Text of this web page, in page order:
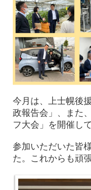
今月は、上士幌後
政報告会」、また
フ大会」を開催し
参加いただいた皆
た。これからも頑